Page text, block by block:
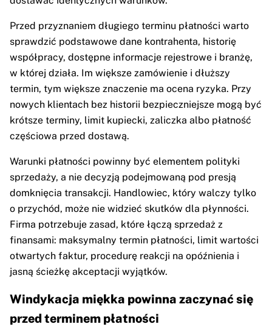
Przed przyznaniem długiego terminu płatności warto
sprawdzić podstawowe dane kontrahenta, historię
współpracy, dostępne informacje rejestrowe i branżę,
w której działa. Im większe zamówienie i dłuższy
termin, tym większe znaczenie ma ocena ryzyka. Przy
nowych klientach bez historii bezpieczniejsze mogą być
krótsze terminy, limit kupiecki, zaliczka albo płatność
częściowa przed dostawą.
Warunki płatności powinny być elementem polityki
sprzedaży, a nie decyzją podejmowaną pod presją
domknięcia transakcji. Handlowiec, który walczy tylko
o przychód, może nie widzieć skutków dla płynności.
Firma potrzebuje zasad, które łączą sprzedaż z
finansami: maksymalny termin płatności, limit wartości
otwartych faktur, procedurę reakcji na opóźnienia i
jasną ścieżkę akceptacji wyjątków.
Windykacja miękka powinna zaczynać się
przed terminem płatności